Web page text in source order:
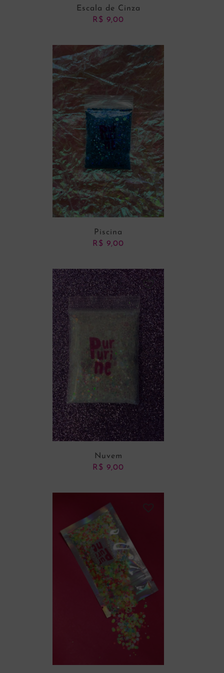
ADICIONAR AO CARRINHO
Escala de Cinza
R$ 9,00
ADICIONAR AO CARRINHO
Piscina
R$ 9,00
ADICIONAR AO CARRINHO
Nuvem
R$ 9,00